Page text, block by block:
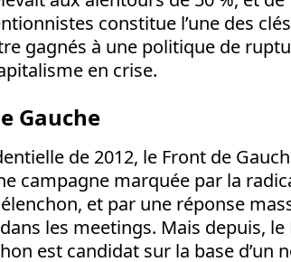
constitue l’une des
gagnés à une politique de
en crise.
Gauche
de 2012, le Front de
campagne marquée par la
et par une réponse
les meetings. Mais depuis, le
est candidat sur la base d’un